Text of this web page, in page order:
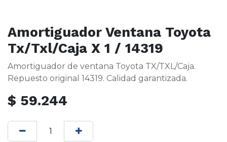
Amortiguador Ventana Toyota
Tx/Txl/Caja X 1 / 14319
Amortiguador de ventana Toyota TX/TXL/Caja.
Repuesto original 14319. Calidad garantizada.
$ 59.244